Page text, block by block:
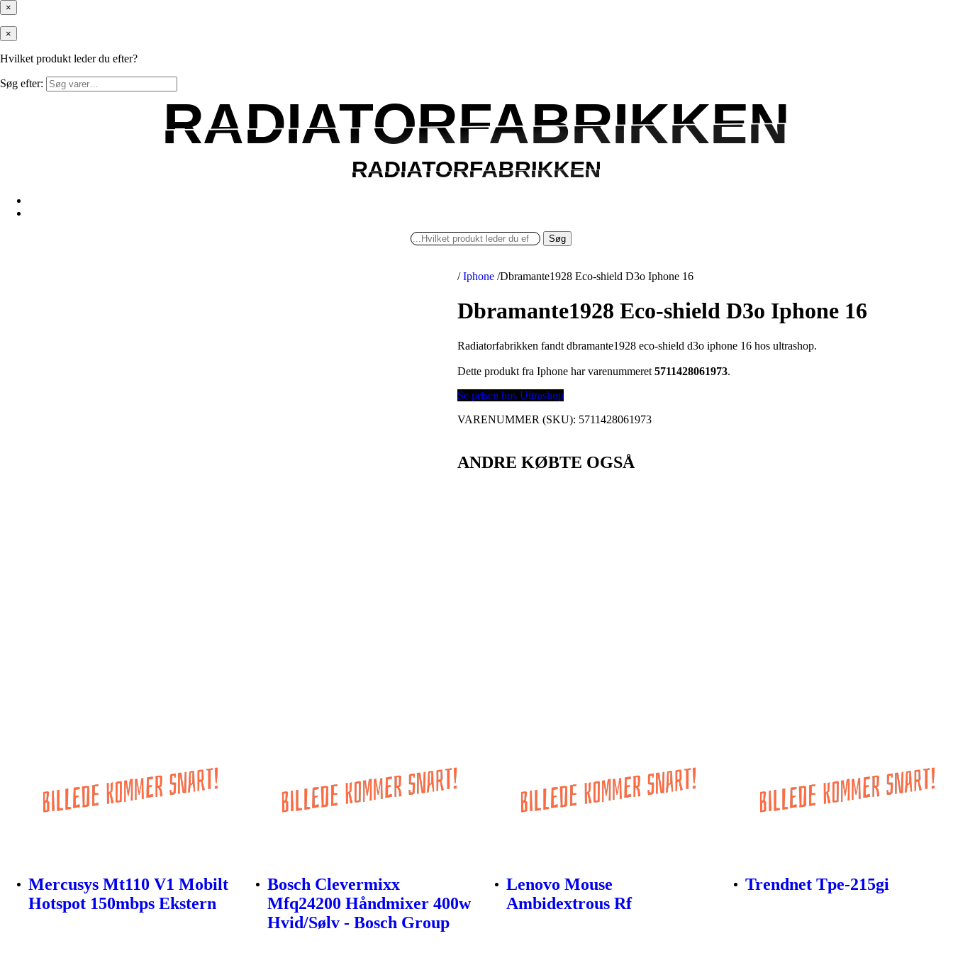
×
×
Hvilket produkt leder du efter?
Søg efter:
RADIATORFABRIKKEN
RADIATORFABRIKKEN
RADIATORFABRIKKEN
RADIATORFABRIKKEN
Søg
/ Iphone /Dbramante1928 Eco-shield D3o Iphone 16
Dbramante1928 Eco-shield D3o Iphone 16
Radiatorfabrikken fandt dbramante1928 eco-shield d3o iphone 16 hos ultrashop.
Dette produkt fra Iphone har varenummeret5711428061973.
Se prisen hos Ultrashop
VARENUMMER (SKU): 5711428061973
ANDRE KØBTE OGSÅ
Mercusys Mt110 V1 Mobilt
Hotspot 150mbps Ekstern
Bosch Clevermixx
Mfq24200 Håndmixer 400w
Hvid/Sølv - Bosch Group
Lenovo Mouse
Ambidextrous Rf
Trendnet Tpe-215gi